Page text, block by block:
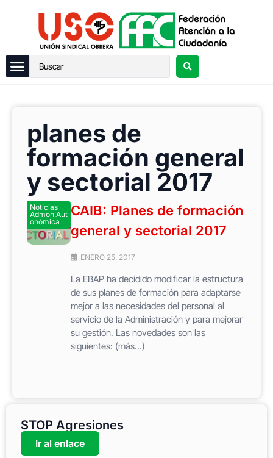
planes de
formación general
y sectorial 2017
Noticias
Admon.Aut
onómica
CAIB: Planes de formación
general y sectorial 2017
ENERO 25, 2017
La EBAP ha decidido modificar la estructura
de sus planes de formación para adaptarse
mejor a las necesidades del personal al
servicio de la Administración y para mejorar
su gestión. Las novedades son las
siguientes: (más…)
STOP Agresiones
Ir al enlace